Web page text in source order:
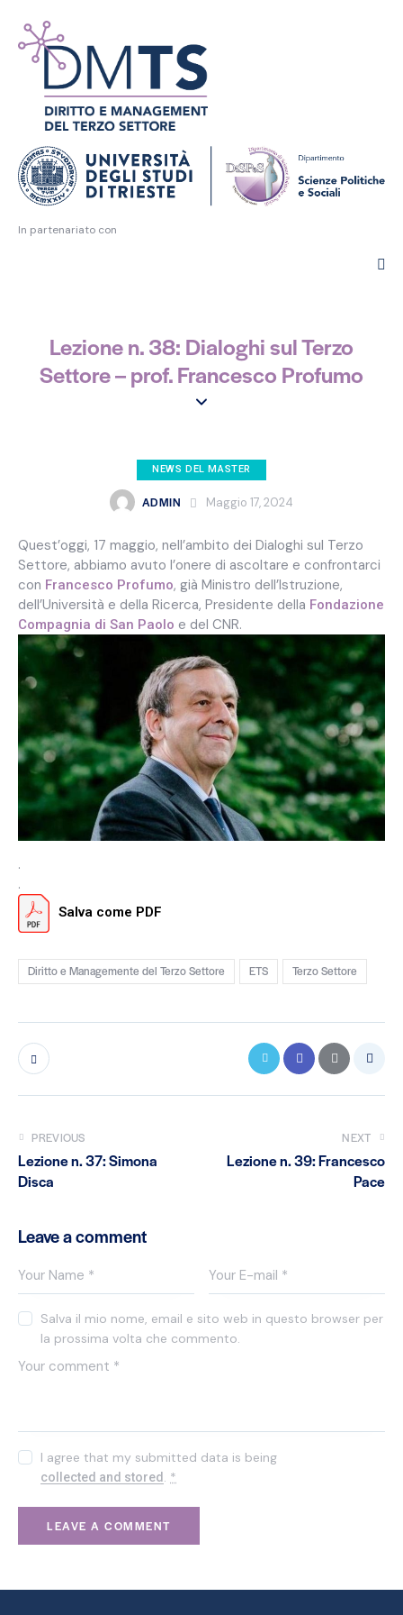
In partenariato con
Lezione n. 38: Dialoghi sul Terzo
Settore – prof. Francesco Profumo
NEWS DEL MASTER
ADMIN Maggio 17, 2024
Quest’oggi, 17 maggio, nell’ambito dei Dialoghi sul Terzo
Settore, abbiamo avuto l’onere di ascoltare e confrontarci
con Francesco Profumo, già Ministro dell’Istruzione,
dell’Università e della Ricerca, Presidente della Fondazione
Compagnia di San Paolo e del CNR.
.
.
Salva come PDF
Diritto e Managemente del Terzo Settore ETS Terzo Settore
PREVIOUS
Lezione n. 37: Simona
Disca
NEXT
Lezione n. 39: Francesco
Pace
Leave a comment
Salva il mio nome, email e sito web in questo browser per
la prossima volta che commento.
I agree that my submitted data is being
collected and stored *